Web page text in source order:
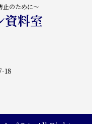
止のために～
資料室
18